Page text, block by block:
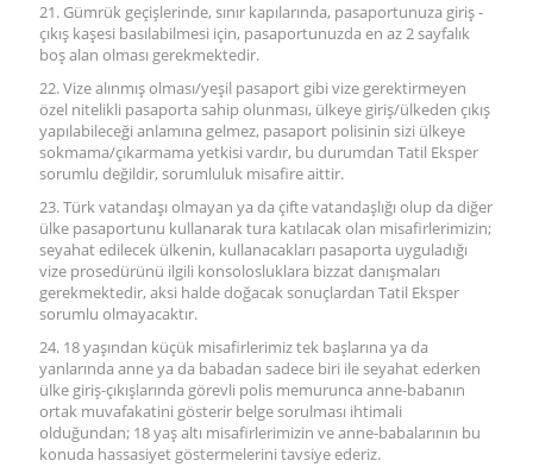
21. Gümrük geçişlerinde, sınır kapılarında, pasaportunuza giriş -
çıkış kaşesi basılabilmesi için, pasaportunuzda en az 2 sayfalık
boş alan olması gerekmektedir.
22. Vize alınmış olması/yeşil pasaport gibi vize gerektirmeyen
özel nitelikli pasaporta sahip olunması, ülkeye giriş/ülkeden çıkış
yapılabileceği anlamına gelmez, pasaport polisinin sizi ülkeye
sokmama/çıkarmama yetkisi vardır, bu durumdan Tatil Eksper
sorumlu değildir, sorumluluk misafire aittir.
23. Türk vatandaşı olmayan ya da çifte vatandaşlığı olup da diğer
ülke pasaportunu kullanarak tura katılacak olan misafirlerimizin;
seyahat edilecek ülkenin, kullanacakları pasaporta uyguladığı
vize prosedürünü ilgili konsolosluklara bizzat danışmaları
gerekmektedir, aksi halde doğacak sonuçlardan Tatil Eksper
sorumlu olmayacaktır.
24. 18 yaşından küçük misafirlerimiz tek başlarına ya da
yanlarında anne ya da babadan sadece biri ile seyahat ederken
ülke giriş-çıkışlarında görevli polis memurunca anne-babanın
ortak muvafakatini gösterir belge sorulması ihtimali
olduğundan; 18 yaş altı misafirlerimizin ve anne-babalarının bu
konuda hassasiyet göstermelerini tavsiye ederiz.